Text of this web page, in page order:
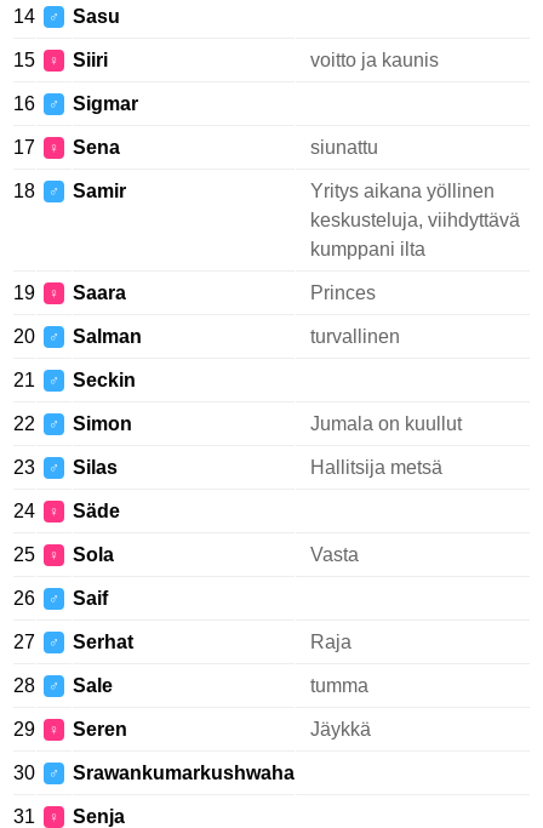
14 ♂ Sasu
15 ♀ Siiri voitto ja kaunis
16 ♂ Sigmar
17 ♀ Sena siunattu
18 ♂ Samir
Yritys aikana yöllinen
keskusteluja, viihdyttävä
kumppani ilta
19 ♀ Saara Princes
20 ♂ Salman turvallinen
21 ♂ Seckin
22 ♂ Simon Jumala on kuullut
23 ♂ Silas Hallitsija metsä
24 ♀ Säde
25 ♀ Sola Vasta
26 ♂ Saif
27 ♂ Serhat Raja
28 ♂ Sale tumma
29 ♀ Seren Jäykkä
30 ♂ Srawankumarkushwaha
31 ♀ Senja